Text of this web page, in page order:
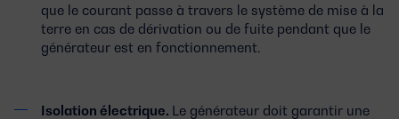
que le courant passe à travers le système de mise à la
terre en cas de dérivation ou de fuite pendant que le
générateur est en fonctionnement.
Isolation électrique. Le générateur doit garantir une